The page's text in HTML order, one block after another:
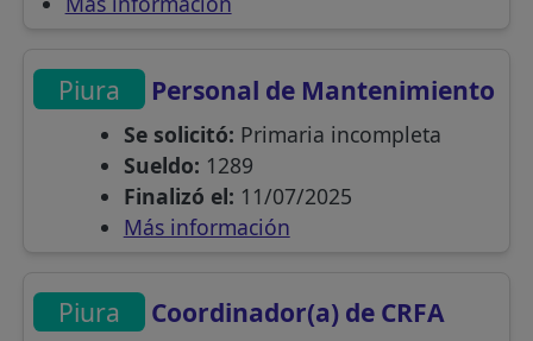
Piura Personal de Mantenimiento
Se solicitó: Primaria incompleta
Sueldo: 1289
Finalizó el: 11/07/2025
Más información
Piura Coordinador(a) de CRFA